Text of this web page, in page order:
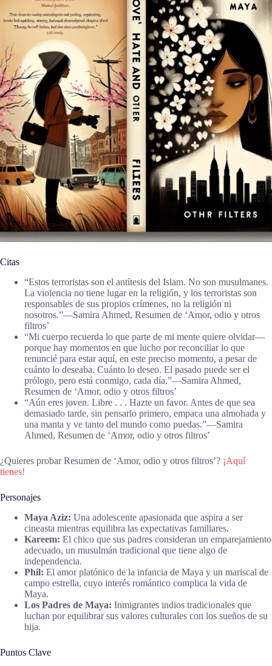
Citas
“Estos terroristas son el antítesis del Islam. No son musulmanes.
La violencia no tiene lugar en la religión, y los terroristas son
responsables de sus propios crímenes, no la religión ni
nosotros.”―Samira Ahmed, Resumen de ‘Amor, odio y otros
filtros’
“Mi cuerpo recuerda lo que parte de mi mente quiere olvidar—
porque hay momentos en que lucho por reconciliar lo que
renuncié para estar aquí, en este preciso momento, a pesar de
cuánto lo deseaba. Cuánto lo deseo. El pasado puede ser el
prólogo, pero está conmigo, cada día.”―Samira Ahmed,
Resumen de ‘Amor, odio y otros filtros’
“Aún eres joven. Libre . . . Hazte un favor. Antes de que sea
demasiado tarde, sin pensarlo primero, empaca una almohada y
una manta y ve tanto del mundo como puedas.”―Samira
Ahmed, Resumen de ‘Amor, odio y otros filtros’
¿Quieres probar Resumen de ‘Amor, odio y otros filtros’? ¡Aquí
tienes!
Personajes
Maya Aziz: Una adolescente apasionada que aspira a ser
cineasta mientras equilibra las expectativas familiares.
Kareem: El chico que sus padres consideran un emparejamiento
adecuado, un musulmán tradicional que tiene algo de
independencia.
Phil: El amor platónico de la infancia de Maya y un mariscal de
campo estrella, cuyo interés romántico complica la vida de
Maya.
Los Padres de Maya: Inmigrantes indios tradicionales que
luchan por equilibrar sus valores culturales con los sueños de su
hija.
Puntos Clave